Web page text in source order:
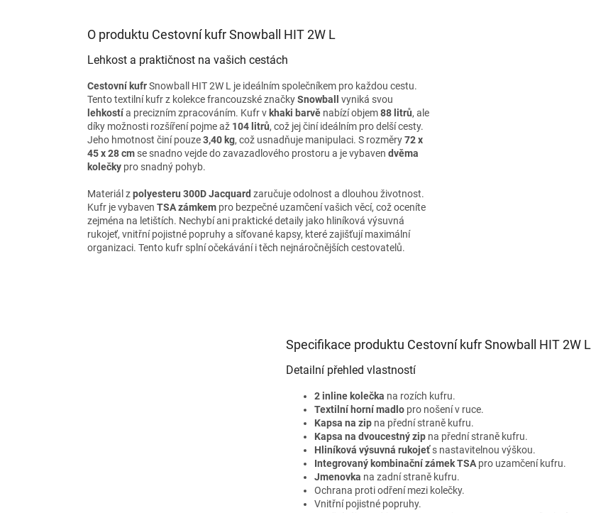
O produktu Cestovní kufr Snowball HIT 2W L
Lehkost a praktičnost na vašich cestách
Cestovní kufrSnowball HIT 2W L je ideálním společníkem pro každou cestu.
Tento textilní kufr z kolekce francouzské značkySnowball
vyniká svou
lehkostía precizním zpracováním. Kufr v khaki barvě nabízí objem88 litrů, ale
díky možnosti rozšíření pojme až 104 litrů, což jej činí ideálním pro delší cesty.
Jeho hmotnost činí pouze3,40 kg, což usnadňuje manipulaci. S rozměry72 x
45 x 28 cm se snadno vejde do zavazadlového prostoru a je vybaven dvěma
kolečky pro snadný pohyb.
Materiál zpolyesteru 300D Jacquard zaručuje odolnost a dlouhou životnost.
Kufr je vybaven TSA zámkem pro bezpečné uzamčení vašich věcí, což oceníte
zejména na letištích. Nechybí ani praktické detaily jako hliníková výsuvná
rukojeť, vnitřní pojistné popruhy a síťované kapsy, které zajišťují maximální
organizaci. Tento kufr splní očekávání i těch nejnáročnějších cestovatelů.
Specifikace produktu Cestovní kufr Snowball HIT 2W L
Detailní přehled vlastností
2 inline kolečka na rozích kufru.
Textilní horní madlopro nošení v ruce.
Kapsa na zipna přední straně kufru.
Kapsa na dvoucestný zipna přední straně kufru.
Hliníková výsuvná rukojeťs nastavitelnou výškou.
Integrovaný kombinační zámek TSApro uzamčení kufru.
Jmenovka na zadní straně kufru.
Ochrana proti odření mezi kolečky.
Vnitřní pojistné popruhy.